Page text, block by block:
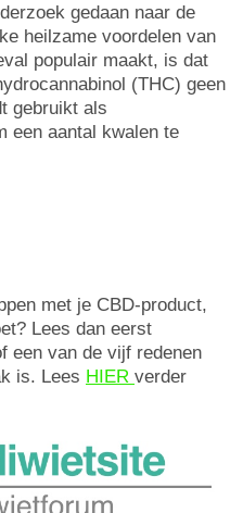
gedaan naar de
heilzame voordelen van
populair maakt, is dat
(THC) geen
gebruikt als
een aantal kwalen te
met je CBD-product,
Lees dan eerst
een van de vijf redenen
is. Lees HIER verder